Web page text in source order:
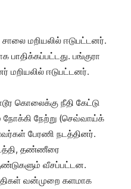
மறியலில் ஈடுபட்டனர்.
பங்குரா
மறியலில் ஈடுபட்டனர்.
கொலைக்கு நீதி கேட்டு
நேற்று (செவ்வாய்க்
பேரணி நடத்தினர்.
தண்ணீரை
வீசப்பட்டன.
வன்முறை களமாக